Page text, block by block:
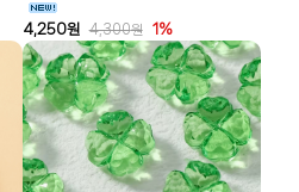
4,250원 4,300원 1%